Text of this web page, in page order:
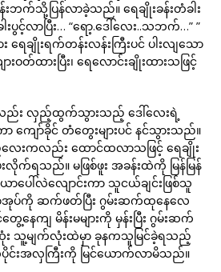
ဘက်သို့ပြန်လာခဲ့သည်။ ရေချိုးခန်းတံခါး
လာပြီး… “ရော့.ဒေါ်လေး..သဘက်…” ”
း ရေချိုးရက်တန်းလန်းကြီးပင် ပါးလျသော
တ်ထားပြီး၊ ရေလောင်းချိုးထားသဖြင့်
ည်း လှည့်ထွက်သွားသည့် ဒေါ်လေးရဲ့
ာ ကျော်ခိုင် တံတွေးများပင် နင်သွားသည်။
ေးကလည်း ထောင်ထလာသဖြင့် ရေချိုး
လိုက်ရသည်။ မဖြစ်ဖူး အခန်းထဲကို မြန်မြန်
ာပေါ်လဲလျောင်းကာ သူငယ်ချင်းဖြစ်သူ
ာအုပ်ကို ဆက်ဖတ်ပြီး ဂွမ်းဆက်ထုနေလေ
ေကျ မိန်းမများကို မှန်းပြီး ဂွမ်းဆက်
သူ့မျက်လုံးထဲမှာ ခုနကသူမြင်ခဲ့ရသည့်
င်းအလှကြီးကို မြင်ယောက်လာမိသည်။